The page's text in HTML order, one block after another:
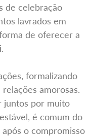
de celebração
lavrados em
de oferecer a
formalizando
amorosas.
juntos por muito
é comum do
o compromisso